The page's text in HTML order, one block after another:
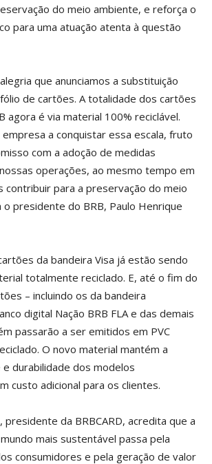
do meio ambiente, e reforça o
para uma atuação atenta à questão
que anunciamos a substituição
de cartões. A totalidade dos cartões
agora é via material 100% reciclável.
a conquistar essa escala, fruto
com a adoção de medidas
operações, ao mesmo tempo em
contribuir para a preservação do meio
o presidente do BRB, Paulo Henrique
da bandeira Visa já estão sendo
totalmente reciclado. E, até o fim do
– incluindo os da bandeira
digital Nação BRB FLA e das demais
passarão a ser emitidos em PVC
O novo material mantém a
e durabilidade dos modelos
custo adicional para os clientes.
presidente da BRBCARD, acredita que a
mais sustentável passa pela
consumidores e pela geração de valor